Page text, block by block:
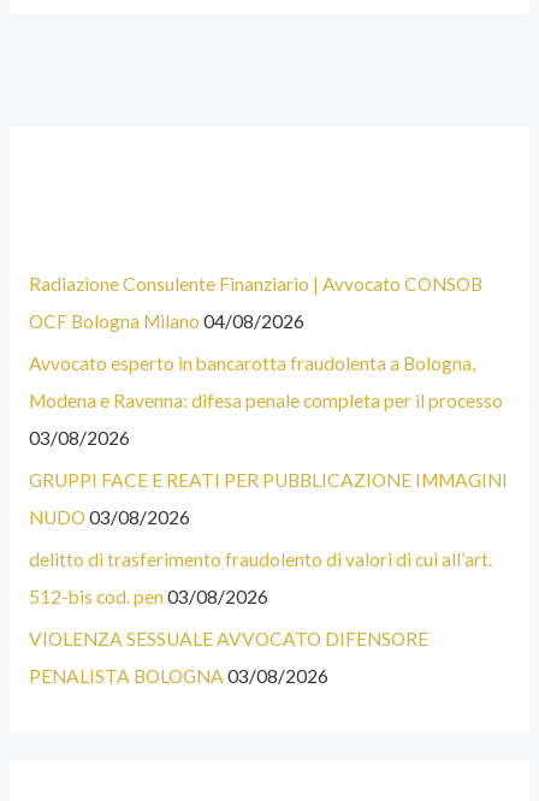
Radiazione Consulente Finanziario | Avvocato CONSOB
OCF Bologna Milano 04/08/2026
Avvocato esperto in bancarotta fraudolenta a Bologna,
Modena e Ravenna: difesa penale completa per il processo
03/08/2026
GRUPPI FACE E REATI PER PUBBLICAZIONE IMMAGINI
NUDO 03/08/2026
delitto di trasferimento fraudolento di valori di cui all’art.
512-bis cod. pen 03/08/2026
VIOLENZA SESSUALE AVVOCATO DIFENSORE
PENALISTA BOLOGNA 03/08/2026
N
E
C
A
T
E
G
O
R
I
E
G
O
R
I
E